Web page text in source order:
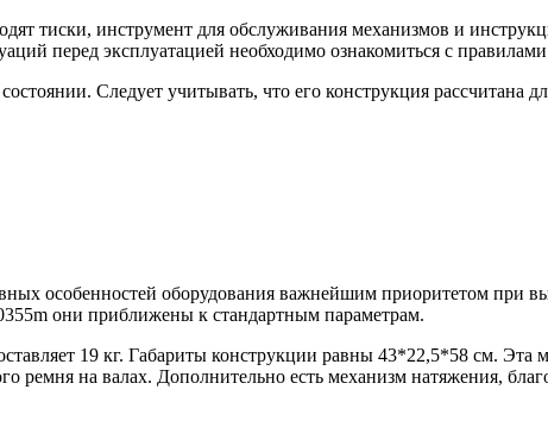
тиски, инструмент для обслуживания механизмов и
перед эксплуатацией необходимо ознакомиться с
Следует учитывать, что его конструкция
особенностей оборудования важнейшим приоритетом при
они приближены к стандартным параметрам.
19 кг. Габариты конструкции равны 43*22,5*58 см. Эта
ремня на валах. Дополнительно есть механизм натяжения,